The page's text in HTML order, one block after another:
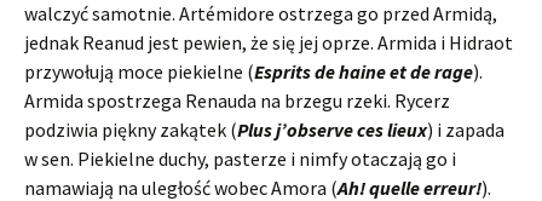
walczyć samotnie. Artémidore ostrzega go przed Armidą,
jednak Reanud jest pewien, że się jej oprze. Armida i Hidraot
przywołują moce piekielne (Esprits de haine et de rage).
Armida spostrzega Renauda na brzegu rzeki. Rycerz
podziwia piękny zakątek (Plus j’observe ces lieux) i zapada
w sen. Piekielne duchy, pasterze i nimfy otaczają go i
namawiają na uległość wobec Amora (Ah! quelle erreur!).